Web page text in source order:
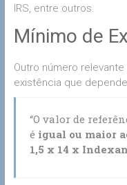
IRS, entre outros.
Mínimo de
Outro número
existência que
“O valor de
é igual ou maior
1,5 x 14 x